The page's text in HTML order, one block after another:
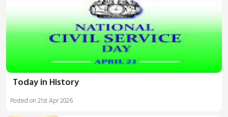
Today in History
Posted on 21st Apr 2026